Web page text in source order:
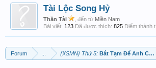
Tài Lộc Song Hỷ
Thần Tài đến từ Miền Nam
Bài viết: 123 Đã được thích: 825 Điểm thành
Forum {XSMN} Thứ 5: Bát Tạm Để Anh Chị